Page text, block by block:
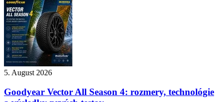
5. August 2026
Goodyear Vector All Season 4: rozmery, technológie